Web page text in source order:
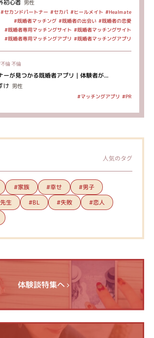
初心者 男性
#セカンドパートナー #セカパ #ヒールメイト #Healmate
#既婚者マッチング #既婚者の出会い #既婚者の恋愛
#既婚者専用マッチングサイト #既婚者マッチングサイト
#既婚者専用マッチングアプリ #既婚者マッチングアプリ
倫 不倫
ーが見つかる既婚者アプリ｜体験者が...
け 男性
#マッチングアプリ #PR
人気のタグ
#家族 #幸せ
#男子
生 #BL #失敗 #恋人
体験談特集へ